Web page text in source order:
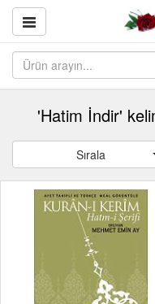
'Hatim İndir'
Sırala